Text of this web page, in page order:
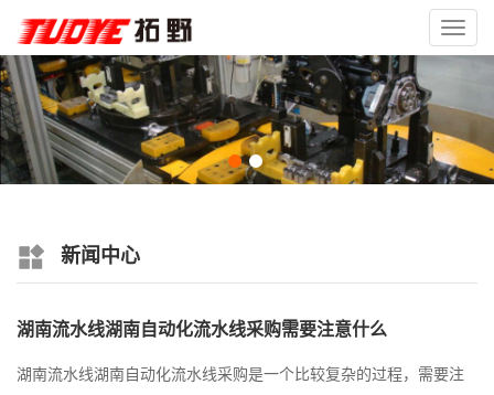
新闻中心
湖南流水线湖南自动化流水线采购需要注意什么
湖南流水线湖南自动化流水线采购是一个比较复杂的过程，需要注